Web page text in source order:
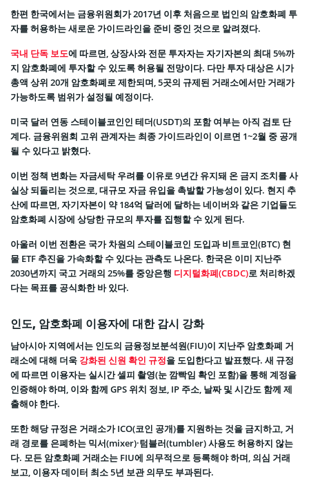
한편 한국에서는 금융위원회가 2017년 이후 처음으로 법인의 암호화폐 투
자를 허용하는 새로운 가이드라인을 준비 중인 것으로 알려졌다.
국내 단독 보도에 따르면, 상장사와 전문 투자자는 자기자본의 최대 5%까
지 암호화폐에 투자할 수 있도록 허용될 전망이다. 다만 투자 대상은 시가
총액 상위 20개 암호화폐로 제한되며, 5곳의 규제된 거래소에서만 거래가
가능하도록 범위가 설정될 예정이다.
미국 달러 연동 스테이블코인인 테더(USDT)의 포함 여부는 아직 검토 단
계다. 금융위원회 고위 관계자는 최종 가이드라인이 이르면 1~2월 중 공개
될 수 있다고 밝혔다.
이번 정책 변화는 자금세탁 우려를 이유로 9년간 유지돼 온 금지 조치를 사
실상 되돌리는 것으로, 대규모 자금 유입을 촉발할 가능성이 있다. 현지 추
산에 따르면, 자기자본이 약 184억 달러에 달하는 네이버와 같은 기업들도
암호화폐 시장에 상당한 규모의 투자를 집행할 수 있게 된다.
아울러 이번 전환은 국가 차원의 스테이블코인 도입과 비트코인(BTC) 현
물 ETF 추진을 가속화할 수 있다는 관측도 나온다. 한국은 이미 지난주
2030년까지 국고 거래의 25%를 중앙은행 디지털화폐(CBDC)로 처리하겠
다는 목표를 공식화한 바 있다.
인도, 암호화폐 이용자에 대한 감시 강화
남아시아 지역에서는 인도의 금융정보분석원(FIU)이 지난주 암호화폐 거
래소에 대해 더욱 강화된 신원 확인 규정을 도입한다고 발표했다. 새 규정
에 따르면 이용자는 실시간 셀피 촬영(눈 깜빡임 확인 포함)을 통해 계정을
인증해야 하며, 이와 함께 GPS 위치 정보, IP 주소, 날짜 및 시간도 함께 제
출해야 한다.
또한 해당 규정은 거래소가 ICO(코인 공개)를 지원하는 것을 금지하고, 거
래 경로를 은폐하는 믹서(mixer)·텀블러(tumbler) 사용도 허용하지 않는
다. 모든 암호화폐 거래소는 FIU에 의무적으로 등록해야 하며, 의심 거래
보고, 이용자 데이터 최소 5년 보관 의무도 부과된다.